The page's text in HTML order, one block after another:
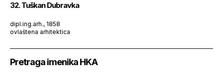
32. Tuškan Dubravka
dipl.ing.arh., 1858
ovlaštena arhitektica
Pretraga imenika HKA